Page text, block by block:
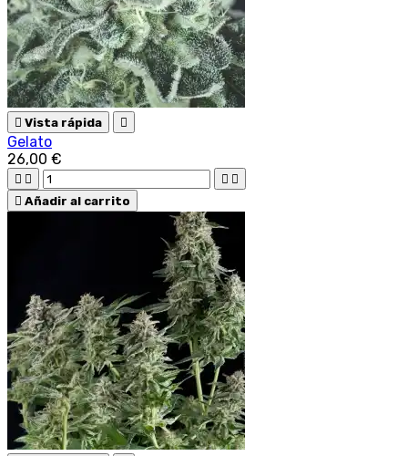
 Vista rápida 
Gelato
26,00 €
   
 Añadir al carrito